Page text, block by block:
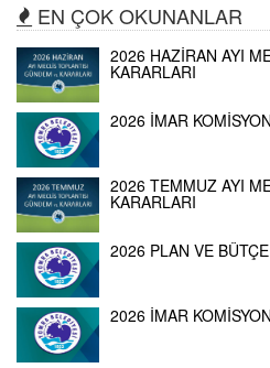
EN ÇOK OKUNANLAR
2026 HAZİRAN AYI
KARARLARI
2026 İMAR
2026 TEMMUZ AYI
KARARLARI
2026 PLAN VE
2026 İMAR